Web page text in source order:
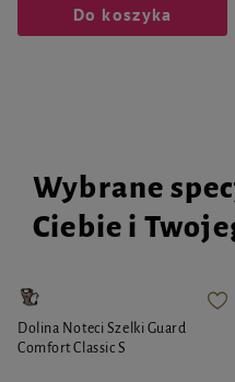
Do koszyka
Wybrane
Ciebie i
Dolina Noteci Szelki Guard
Comfort Classic S